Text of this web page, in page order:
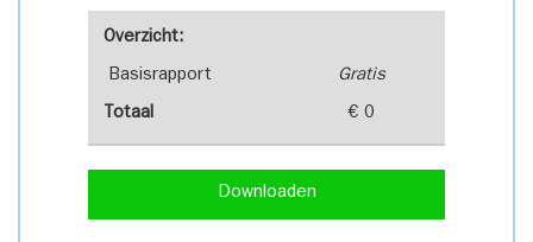
Overzicht:
Basisrapport Gratis
Totaal € 0
Downloaden